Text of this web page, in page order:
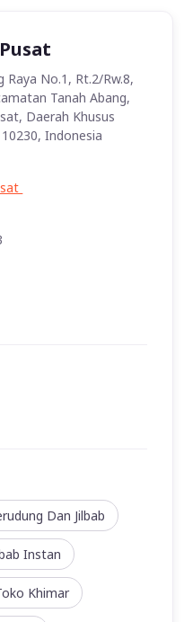
Raya No.1, Rt.2/Rw.8,
Tanah Abang,
Daerah Khusus
Indonesia
Dan Jilbab
Instan
Khimar